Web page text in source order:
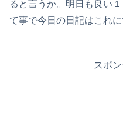
ると言うか。明日も良い
て事で今日の日記はこれに
スポ